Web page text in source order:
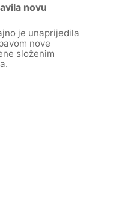
novu
je unaprijedila
nove
složenim